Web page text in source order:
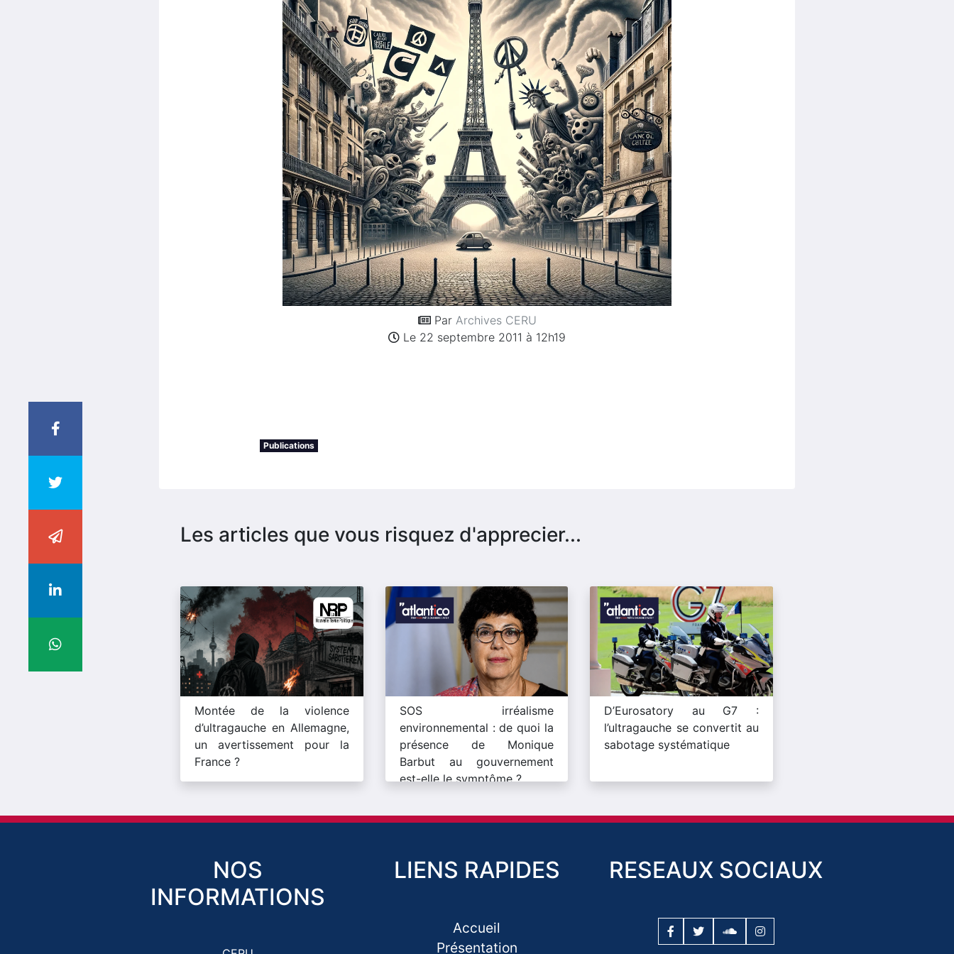
Par Archives CERU
Le 22 septembre 2011 à 12h19
Publications
Les articles que vous risquez d'apprecier...
Montée de la violence
d’ultragauche en Allemagne,
un avertissement pour la
France ?
SOS irréalisme
environnemental : de quoi la
présence de Monique
Barbut au gouvernement
est-elle le symptôme ?
D’Eurosatory au G7 :
l’ultragauche se convertit au
sabotage systématique
NOS
INFORMATIONS
LIENS RAPIDES
Accueil
Présentation
RESEAUX SOCIAUX